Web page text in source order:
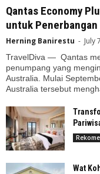
Qantas Economy
untuk
Herning Banirestu - July
TravelDiva — Qantas
penumpang yang
Australia. Mulai
Australia tersebut
Wat